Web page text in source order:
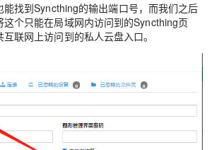
找到Syncthing的输出端口号，而我们之后
这个只能在局域网内访问到的Syncthing页
联网上访问到的私人云盘入口。